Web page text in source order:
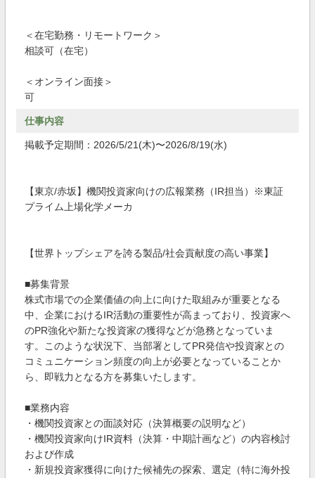
＜在宅勤務・リモートワーク＞
相談可（在宅）
＜オンライン面接＞
可
仕事内容
掲載予定期間：2026/5/21(木)〜2026/8/19(水)
【東京/赤坂】機関投資家向けの広報業務（IR担当）※東証
プライム上場化学メーカ
【世界トップシェアを誇る製品/社会貢献度の高い事業】
■募集背景
株式市場での企業価値の向上に向けた取組みが重要となる
中、企業におけるIR活動の重要性が高まっており、投資家へ
のPR強化や新たな投資家の獲得などが急務となっていま
す。このような状況下、当部署としてPR発信や投資家との
コミュニケーション頻度の向上が必要となっていることか
ら、即戦力となる方を募集いたします。
■業務内容
・機関投資家との面談対応（決算概要の説明など）
・機関投資家向けIR資料（決算・中期計画など）の内容検討
および作成
・新規投資家獲得に向けた候補先の探索、選定（特に海外投